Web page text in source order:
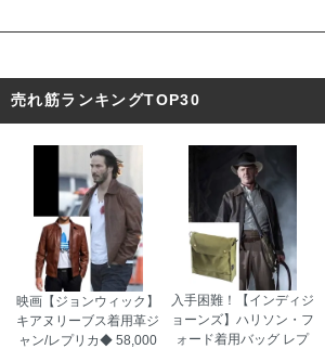
売れ筋ランキングTOP30
映画【ジョンウィック】
キアヌリーブス着用革ジ
ャン/レプリカ◆ 58,000
入手困難！【インディジ
ョーンズ】ハリソン・フ
ォード着用バッグ レプ